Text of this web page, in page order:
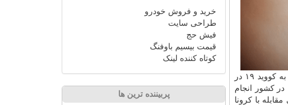
۵۶۹ هزار و ۶۹۷ نفر از بیماران، بهبود یافته و یا از بیمارستانها ترخیص شده اند. لاری خاطرنشان کرد: ۳۸۸۹ نفر از بیماران مبتلا به کووید ۱۹ در
بخش های مراقبت های ویژه بیمارستانها تحت مراقبت قرار دارند. تا کنون ۱۲ میلیون و ۴۱۴ هزار و ۵ آزمایش تشخیص کووید ۱۹ در کشور انجام
ستاد ملی مقابله با کرونا
خرید و فروش خودرو
طراحی سایت
فیش حج
قیمت بیسیم باوفنگ
کوتاه کننده لینک
پربیننده ترین ها